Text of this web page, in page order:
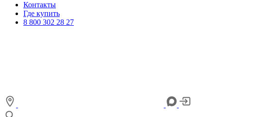
Контакты
Где купить
8 800 302 28 27